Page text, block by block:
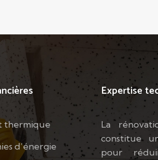
thermique
d’énergie
Expertise
La
constitue
pour